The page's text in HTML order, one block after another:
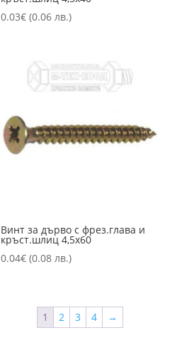
0.03€ (0.06 лв.)
Винт за дърво с фрез.глава и
кръст.шлиц 4,5х60
0.04€ (0.08 лв.)
1 2 3 4 →